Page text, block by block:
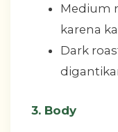
Medium
karena
Dark
3. Body